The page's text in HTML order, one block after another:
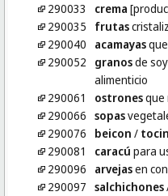
290033
crema
290035
frutas
290040
acamayas
290052
granosde
alimenticio
290061
ostronesque
290066 sopas
290076
beicon /
290081
caracú para
290096
arvejasen
290097 salchichones